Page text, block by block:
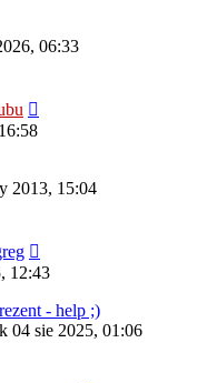
06:33
2013, 15:04
12:43
- help ;)
04 sie 2025, 01:06